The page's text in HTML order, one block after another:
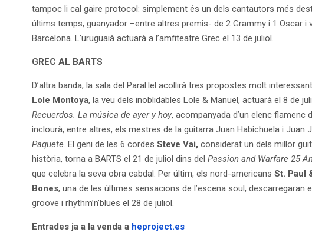
tampoc li cal gaire protocol: simplement és un dels cantautors més
últims temps, guanyador –entre altres premis- de 2 Grammy i 1 Oscar i
Barcelona. L’uruguaià actuarà a l’amfiteatre Grec el 13 de juliol.
GREC AL BARTS
D’altra banda, la sala del Paral·lel acollirà tres propostes molt
Lole Montoya, la veu dels inoblidables Lole & Manuel, actuarà el 8 de
Recuerdos. La música de ayer y hoy, acompanyada d’un elenc flamenc
inclourà, entre altres, els mestres de la guitarra Juan Habichuela i Juan
Paquete. El geni de les 6 cordes Steve Vai, considerat un dels millor
història, torna a BARTS el 21 de juliol dins del Passion and Warfare 25
que celebra la seva obra cabdal. Per últim, els nord-americans St. Paul
Bones, una de les últimes sensacions de l’escena soul, descarregaran
groove i rhythm’n’blues el 28 de juliol.
Entrades ja a la venda a heproject.es